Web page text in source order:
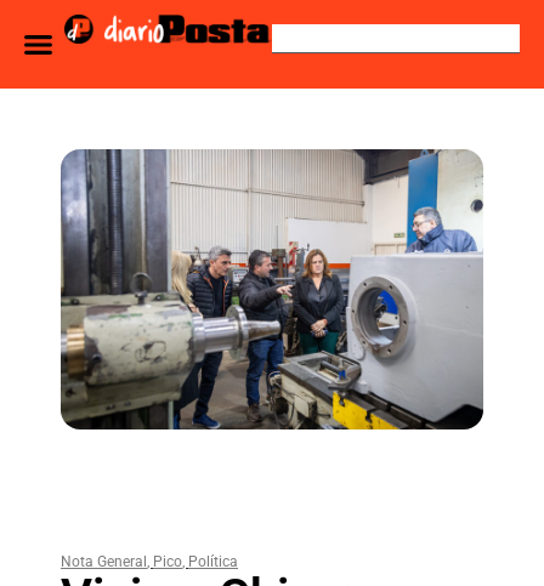
Nota General , Pico, Política